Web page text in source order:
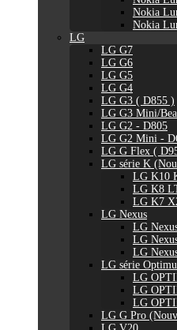
Nokia
Nokia
LG
LG G7
LG G6
LG G5
LG G4
LG G3 ( D855 )
LG G3 Mini/
LG G2 - D805
LG G2 Mini -
LG G Flex (
LG série K
LG K10
LG K8
LG K7
LG Nexus
LG
LG
LG
LG série
LG
LG
LG
LG G Pro